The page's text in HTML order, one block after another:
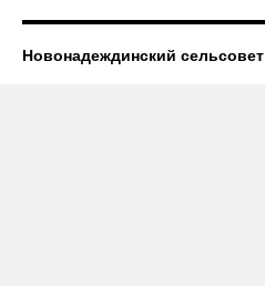
Новонадеждинский сельсовет